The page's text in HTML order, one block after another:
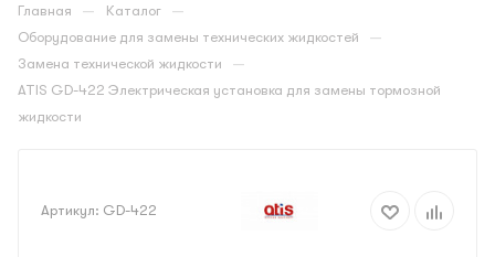
Главная — Каталог —
Оборудование для замены технических жидкостей —
Замена технической жидкости —
ATIS GD-422 Электрическая установка для замены тормозной
жидкости
Артикул: GD-422